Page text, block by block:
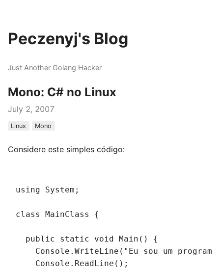
Peczenyj's Blog
Just Another Golang Hacker
Mono: C# no Linux
July 2, 2007
Linux Mono
Considere este simples código:
using System;
class MainClass {
  public static void Main() {
Console.WriteLine("Eu sou um
    Console.ReadLine();